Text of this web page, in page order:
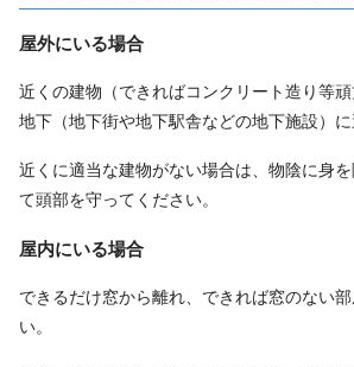
屋外にいる場合
近くの建物（できればコンクリート造り等
地下（地下街や地下駅舎などの地下施設）に
近くに適当な建物がない場合は、物陰に身
て頭部を守ってください。
屋内にいる場合
できるだけ窓から離れ、できれば窓のない
い。